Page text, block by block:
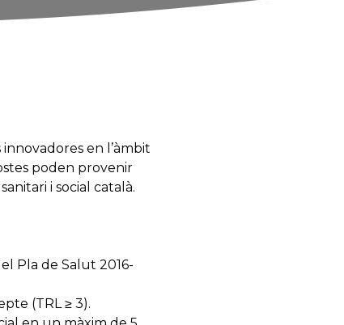
en l’àmbit
poden provenir
i social català.
Pla de Salut 2016-
(TRL ≥ 3).